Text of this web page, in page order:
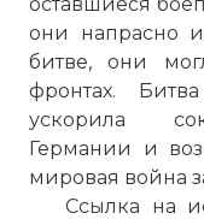
они напрасно
битве, они
фронтах.
ускорила
Германии и
мировая война
Ссылка на